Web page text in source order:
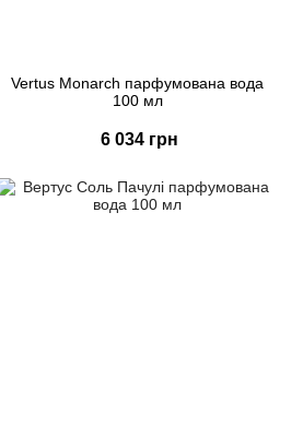
Vertus Monarch парфумована вода
100 мл
6 034 грн
Швидке замовлення